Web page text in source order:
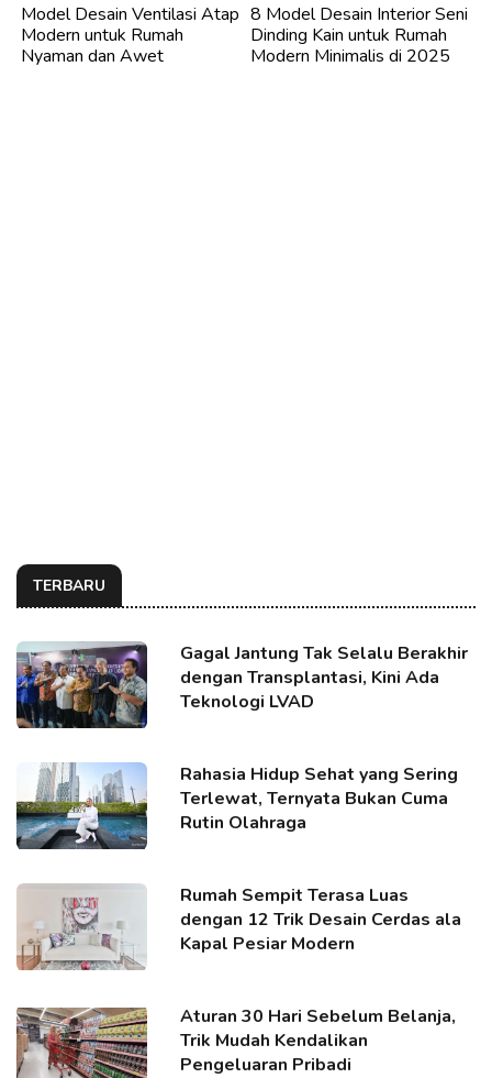
Model Desain Ventilasi Atap
Modern untuk Rumah
Nyaman dan Awet
8 Model Desain Interior Seni
Dinding Kain untuk Rumah
Modern Minimalis di 2025
TERBARU
Gagal Jantung Tak Selalu Berakhir
dengan Transplantasi, Kini Ada
Teknologi LVAD
Rahasia Hidup Sehat yang Sering
Terlewat, Ternyata Bukan Cuma
Rutin Olahraga
Rumah Sempit Terasa Luas
dengan 12 Trik Desain Cerdas ala
Kapal Pesiar Modern
Aturan 30 Hari Sebelum Belanja,
Trik Mudah Kendalikan
Pengeluaran Pribadi